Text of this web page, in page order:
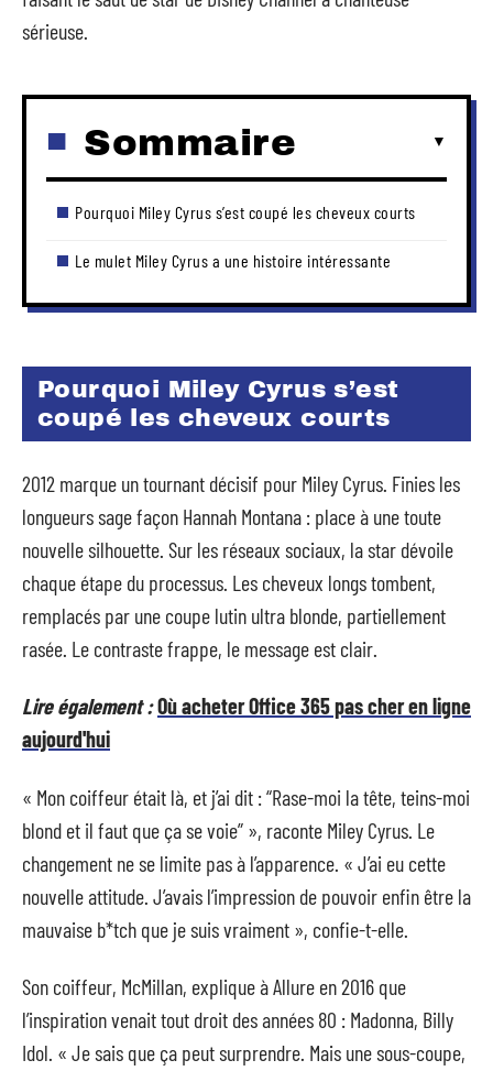
sérieuse.
Sommaire
Pourquoi Miley Cyrus s’est coupé les cheveux courts
Le mulet Miley Cyrus a une histoire intéressante
Pourquoi Miley Cyrus s’est
coupé les cheveux courts
2012 marque un tournant décisif pour Miley Cyrus. Finies les
longueurs sage façon Hannah Montana : place à une toute
nouvelle silhouette. Sur les réseaux sociaux, la star dévoile
chaque étape du processus. Les cheveux longs tombent,
remplacés par une coupe lutin ultra blonde, partiellement
rasée. Le contraste frappe, le message est clair.
Lire également :Où acheter Office 365 pas cher en ligne
aujourd'hui
« Mon coiffeur était là, et j’ai dit : “Rase-moi la tête, teins-moi
blond et il faut que ça se voie” », raconte Miley Cyrus. Le
changement ne se limite pas à l’apparence. « J’ai eu cette
nouvelle attitude. J’avais l’impression de pouvoir enfin être la
mauvaise b*tch que je suis vraiment », confie-t-elle.
Son coiffeur, McMillan, explique à Allure en 2016 que
l’inspiration venait tout droit des années 80 : Madonna, Billy
Idol. « Je sais que ça peut surprendre. Mais une sous-coupe,